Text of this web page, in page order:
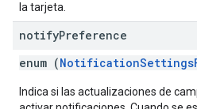
la tarjeta.
notifyPreference
enum (
Indica si las actualizaciones de